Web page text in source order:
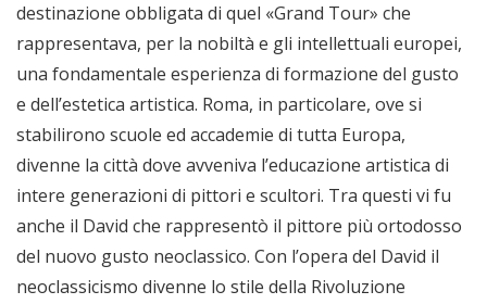
destinazione obbligata di quel «Grand Tour» che
rappresentava, per la nobiltà e gli intellettuali europei,
una fondamentale esperienza di formazione del gusto
e dell’estetica artistica. Roma, in particolare, ove si
stabilirono scuole ed accademie di tutta Europa,
divenne la città dove avveniva l’educazione artistica di
intere generazioni di pittori e scultori. Tra questi vi fu
anche il David che rappresentò il pittore più ortodosso
del nuovo gusto neoclassico. Con l’opera del David il
neoclassicismo divenne lo stile della Rivoluzione